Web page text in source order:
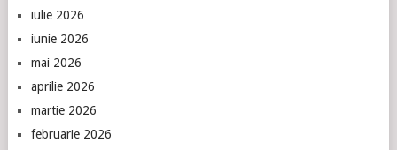
iulie 2026
iunie 2026
mai 2026
aprilie 2026
martie 2026
februarie 2026